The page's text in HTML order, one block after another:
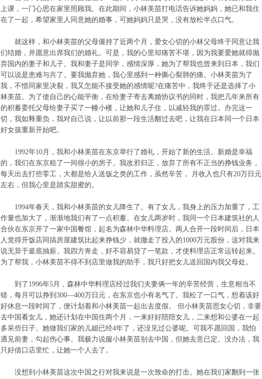
上课，一门心思在家里照顾我。在此期间，小林美苗打电话告诉她妈妈，她已和我住
在了一起，希望家里人同意她的婚事，可她妈妈只是哭，没有放松半点口气。
就这样，和小林美苗的父母僵持了近两个月，爱女心切的小林父母终于同意让我
们结婚，并愿意出席我们的婚礼。可是，我的心里却痛苦不堪，因为我要爱她就得抛
弃国内的妻子和儿子。我和妻子是同学，感情深厚，她为了帮我也曾来到日本，我们
可以说是患难与共了。要我抛弃她，我心里感到一种撕心裂肺的痛。小林美苗为了
我，不惜同家里决裂，我又怎能不接受她的感情呢?在痛苦中，我终于还是选择了小
林美苗。为了使自己的心能平衡，在给妻子寄去离婚协议书的同时，我把几年来所有
的积蓄委托父母给妻子买了一幢小楼，让她和儿子住，以减轻我的罪过。办完这一
切，我如释重负，我对自己说，让以前那一段生活翻过去吧，让我在日本同一个日本
好女孩重新开始吧。
1992年10月，我和小林美苗在东京举行了婚礼，开始了新的生活。新婚是幸福
的，我们在东京租了一间很小的房子。我改邪归正，放弃了所有不正当的挣钱业务，
每天出去打些零工，大都是给人送饭之类的工作，虽然辛苦， 月收入也只有20万日元
左右，但我心里是踏实甜蜜的。
1994年春天，我和小林美苗的女儿降生了。有了女儿，我身上的压力加重了，工
作量也加大了，渐渐地我们有了一点积蓄。在女儿两岁时，我同一个日本建筑社的人
合伙在东京开了一家中国餐馆，起名为森林中华料理店。两人合开一段时间后，日本
人觉得开饭店同搞房屋建筑比起来挣钱少，就撤走了投入的1000万元股份，这对我来
说无异于釜底抽薪。我四方奔走，好不容易贷了一笔款，才使料理店正常运转起来。
为了帮我，小林美苗不得不到店里做我的助手，我只好把女儿送回国内我父母处。
到了1996年5月，森林中华料理店经过我们夫妻俩一年的辛苦经营，生意相当不
错，每月可以挣到300—400万日元，在东京也小有名气了。我松了一口气，想着该好
好休息一段时间了，便计划着和小林美苗一起出去度假。 但小林美苗思女心切，非要
去中国看女儿，她还计划在中国住两个月，一来好好陪陪女儿，二来想和公婆在一起
多呆些日子。她做我们家的儿媳已经4年了，还没见过公婆呢。可我不愿回国，我怕
遇见前妻，勾起伤心事。我极力说服小林美苗别去中国，但她去意已定。没办法，我
只好借口店里忙，让她一个人去了。
没想到小林美苗这次中国之行对我来说是一次致命的打击。她在我们家翻到一张